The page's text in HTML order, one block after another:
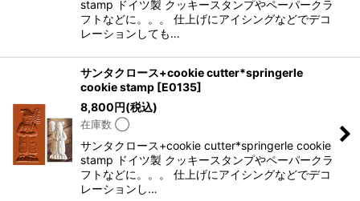
stamp ドイツ製 クッキースタンプやペーパークラ
フトなどに。。。 仕上げにアイシングなどでデコ
レーションしても…
サンタクロース+cookie cutter*springerle
cookie stamp [E0135]
8,800円(税込)
在庫数 ◯
サンタクロース+cookie cutter*springerle cookie
stamp ドイツ製 クッキースタンプやペーパークラ
フトなどに。。。 仕上げにアイシングなどでデコ
レーションし…